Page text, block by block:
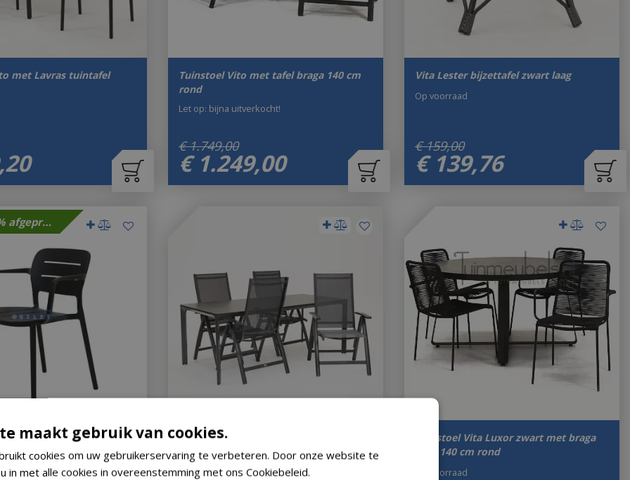
met Lavras tuintafel
20
Tuinstoel Vito met tafel braga 140 cm
rond
€ 1.749,00
€ 1.249,00
Let op: bijna uitverkocht!
Vita Lester bijzettafel zwart laag
€ 159,00
€ 139,76
Op voorraad
Met 30% afgeprijsd
Stapelbaar Grijs
Buiten Vita
Tuinstoel Primero met Carcassone 200
x 90 cm
Op voorraad
Tuinstoel Vita Luxor zwart met braga
tafel 140 cm rond
Op voorraad
maakt gebruik van cookies.
cookies om uw gebruikerservaring te verbeteren. Door onze website te
in met alle cookies in overeenstemming met ons Cookiebeleid.